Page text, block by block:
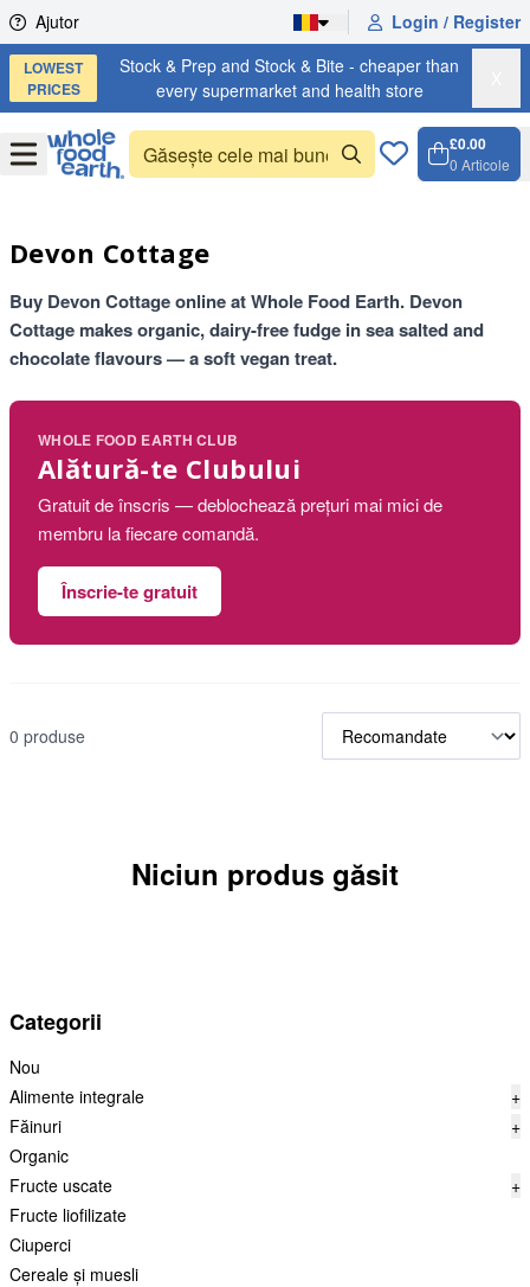
Skip to content
Ajutor Login / Register
LOWEST
PRICES
Stock & Prep and Stock & Bite - cheaper than
every supermarket and health store
OpenMenu
£0.00
0 Articole
Devon Cottage
Buy Devon Cottage online at Whole Food Earth. Devon
Cottage makes organic, dairy-free fudge in sea salted and
chocolate flavours — a soft vegan treat.
WHOLE FOOD EARTH CLUB
Alătură-te Clubului
Gratuit de înscris — deblochează prețuri mai mici de
membru la fiecare comandă.
Înscrie-te gratuit
Categorii
Nou
Alimente integrale
+
Făinuri
+
Organic
Fructe uscate
+
Fructe liofilizate
Ciuperci
Cereale și muesli
0 produse
Niciun produs găsit